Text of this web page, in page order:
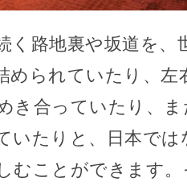
く路地裏や坂道を、
められていたり、左
き合っていたり、
いたりと、日本で
むことができます